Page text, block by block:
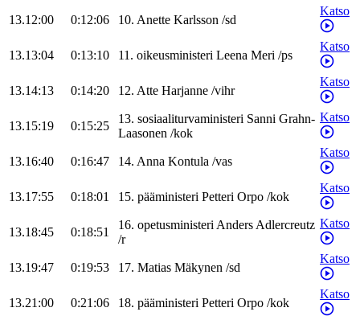
13.12:00 0:12:06 10. Anette Karlsson /sd
Katso
13.13:04 0:13:10 11. oikeusministeri Leena Meri /ps
Katso
13.14:13 0:14:20 12. Atte Harjanne /vihr
Katso
13.15:19 0:15:25
13. sosiaaliturvaministeri Sanni Grahn-
Laasonen /kok
Katso
13.16:40 0:16:47 14. Anna Kontula /vas
Katso
13.17:55 0:18:01 15. pääministeri Petteri Orpo /kok
Katso
13.18:45 0:18:51
16. opetusministeriAndersAdlercreutz
/r
Katso
13.19:47 0:19:53 17. Matias Mäkynen /sd
Katso
13.21:00 0:21:06 18. pääministeri Petteri Orpo /kok
Katso